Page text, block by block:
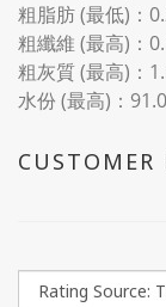
粗脂肪 (最低)：
粗纖維 (最高)：
粗灰質 (最高)：
水份 (最高)：
CUSTOMER